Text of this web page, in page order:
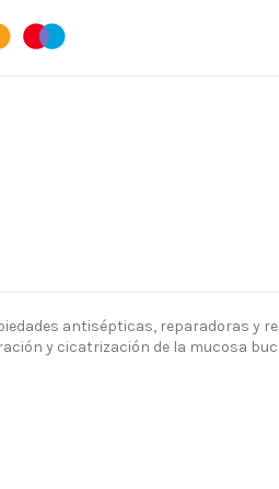
antisépticas, reparadoras y
y cicatrización de la mucosa